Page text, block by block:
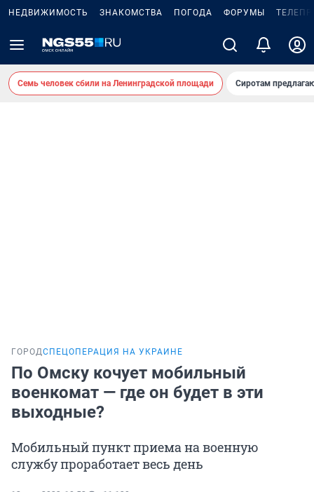
НЕДВИЖИМОСТЬ ЗНАКОМСТВА ПОГОДА ФОРУМЫ
Семь человек сбили на Ленинградской площади Сиротам
ГОРОДСПЕЦОПЕРАЦИЯ НА УКРАИНЕ
По Омску кочует мобильный
военкомат — где он будет в эти
выходные?
Мобильный пункт приема на военную
службу проработает весь день